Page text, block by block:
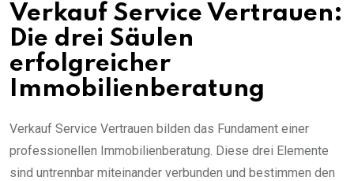
Verkauf Service Vertrauen:
Die drei Säulen
erfolgreicher
Immobilienberatung
Verkauf Service Vertrauen bilden das Fundament einer
professionellen Immobilienberatung. Diese drei Elemente
sind untrennbar miteinander verbunden und bestimmen den